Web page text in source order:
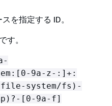
を指定する ID。
す。
9a-z-:]+:
system/fs)-
[0-9a-f]